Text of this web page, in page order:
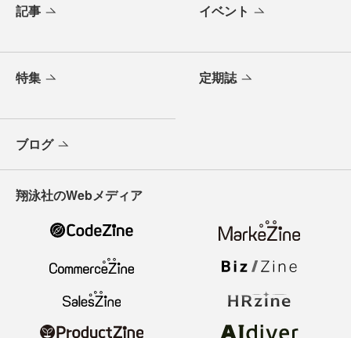
記事 イベント
特集 定期誌
ブログ
翔泳社のWebメディア